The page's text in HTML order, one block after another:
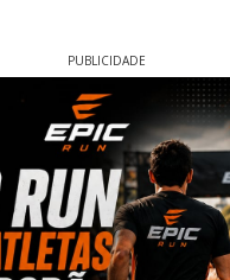
PUBLICIDADE